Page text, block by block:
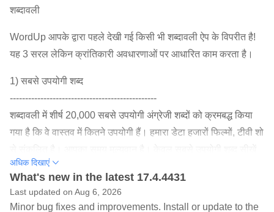
शब्दावली
WordUp आपके द्वारा पहले देखी गई किसी भी शब्दावली ऐप के विपरीत है!
यह 3 सरल लेकिन क्रांतिकारी अवधारणाओं पर आधारित काम करता है।
1) सबसे उपयोगी शब्द
------------------------------------------------
शब्दावली में शीर्ष 20,000 सबसे उपयोगी अंग्रेजी शब्दों को क्रमबद्ध किया
गया है कि वे वास्तव में कितने उपयोगी हैं। हमारा डेटा हजारों फिल्मों, टीवी शो
जो आप अभी तक नहीं जानते हैं। और फिर अगला!
2) हर शब्द को महसूस करें!
अधिक दिखाएं
What's new in the latest 17.4.4431
Last updated on Aug 6, 2026
Minor bug fixes and improvements. Install or update to the